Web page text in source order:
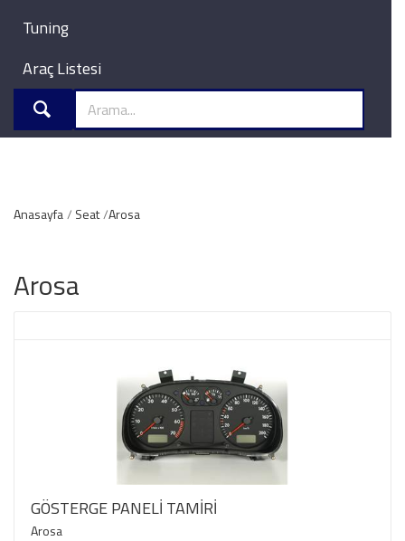
Tuning
Araç Listesi
Anasayfa Seat Arosa
Arosa
GÖSTERGE PANELİ TAMİRİ
Arosa